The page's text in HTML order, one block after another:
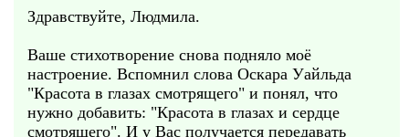
Здравствуйте, Людмила.
Ваше стихотворение снова подняло моё
настроение. Вспомнил слова Оскара Уайльда
"Красота в глазах смотрящего" и понял, что
нужно добавить: "Красота в глазах и сердце
смотрящего". И у Вас получается передавать